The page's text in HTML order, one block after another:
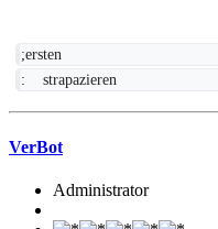
;ersten
:    strapazieren
VerBot
Administrator